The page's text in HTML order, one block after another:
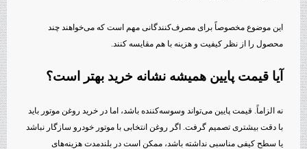
این موضوع مخصوصاً برای مصرف‌کنندگانی مهم است که می‌خواهند چند
محصول را از نظر کیفیت و هزینه با هم مقایسه کنند.
آیا قیمت پایین همیشه نشانه خرید بهتر است؟
نه الزاماً. قیمت پایین می‌تواند وسوسه‌کننده باشد، اما در خرید روغن موتور باید
با دقت بیشتری تصمیم گرفت. اگر روغن انتخابی با موتور خودرو سازگار نباشد
یا سطح کیفی مناسبی نداشته باشد، ممکن است در بلندمدت هزینه‌های